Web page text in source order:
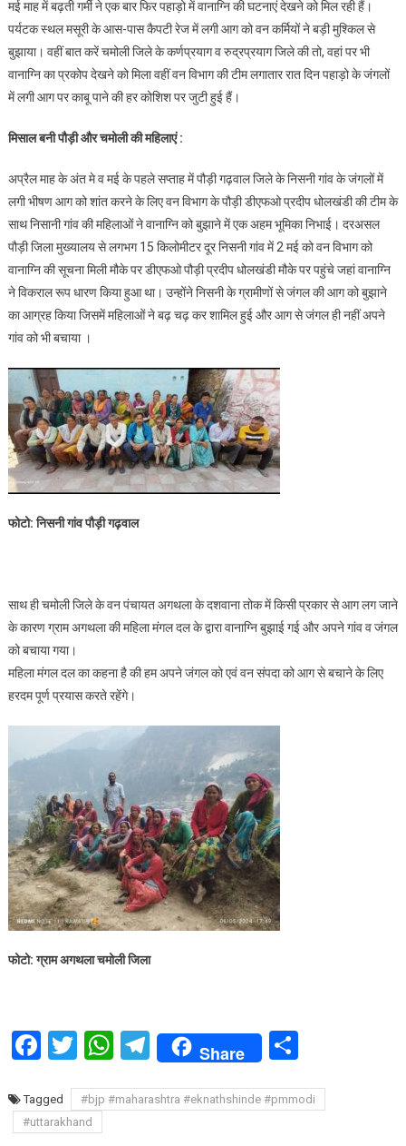
महिलाओं
ने
पेश
की
से
बचाया
मई माह में बढ़ती गर्मी ने एक बार फिर पहाड़ो में वानाग्नि की घटनाएं देखने को मिल रही हैं।
पर्यटक स्थल मसूरी के आस-पास कैपटी रेज में लगी आग को वन कर्मियों ने बड़ी मुश्किल से
बुझाया। वहीं बात करें चमोली जिले के कर्णप्रयाग व रुद्रप्रयाग जिले की तो, वहां पर भी
वानाग्नि का प्रकोप देखने को मिला वहीं वन विभाग की टीम लगातार रात दिन पहाड़ो के जंगलों
में लगी आग पर काबू पाने की हर कोशिश पर जुटी हुई हैं।
मिसाल बनी पौड़ी और चमोली की महिलाएं :
अप्रैल माह के अंत मे व मई के पहले सप्ताह में पौड़ी गढ़वाल जिले के निसनी गांव के जंगलों में
लगी भीषण आग को शांत करने के लिए वन विभाग के पौड़ी डीएफओ प्रदीप धोलखंडी की टीम के
साथ निसानी गांव की महिलाओं ने वानाग्नि को बुझाने में एक अहम भूमिका निभाई। दरअसल
पौड़ी जिला मुख्यालय से लगभग 15 किलोमीटर दूर निसनी गांव में 2 मई को वन विभाग को
वानाग्नि की सूचना मिली मौके पर डीएफओ पौड़ी प्रदीप धोलखंडी मौके पर पहुंचे जहां वानाग्नि
ने विकराल रूप धारण किया हुआ था। उन्होंने निसनी के ग्रामीणों से जंगल की आग को बुझाने
का आग्रह किया जिसमें महिलाओं ने बढ़ चढ़ कर शामिल हुई और आग से जंगल ही नहीं अपने
गांव को भी बचाया ।
फोटो: निसनी गांव पौड़ी गढ़वाल
साथ ही चमोली जिले के वन पंचायत अगथला के दशवाना तोक में किसी प्रकार से आग लग जाने
के कारण ग्राम अगथला की महिला मंगल दल के द्वारा वानाग्नि बुझाई गई और अपने गांव व जंगल
को बचाया गया।
महिला मंगल दल का कहना है की हम अपने जंगल को एवं वन संपदा को आग से बचाने के लिए
हरदम पूर्ण प्रयास करते रहेंगे।
फोटो: ग्राम अगथला चमोली जिला
Facebook
Twitter
WhatsApp
Telegram
Share Share
Tagged
#bjp #maharashtra #eknathshinde #pmmodi
#uttarakhand